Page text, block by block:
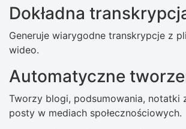
Dokładna
Generuje wiarygodne transkrypcje z
wideo.
Automatyczne
Tworzy blogi, podsumowania, notatki
posty w mediach społecznościowych.